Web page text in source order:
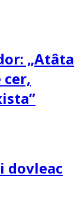
„Atâta
dovleac